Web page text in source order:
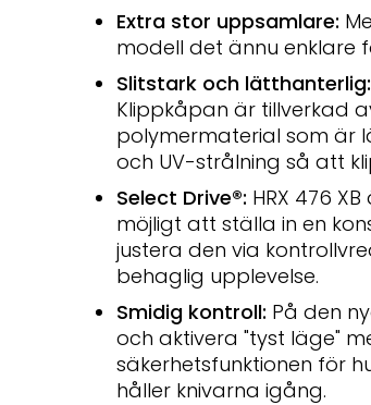
Extra stor uppsamlare:
modell det ännu
Slitstark och lätthanterlig:
Klippkåpan är tillverkad
polymermaterial som är
och UV-strålning så att
Select Drive®: HRX 476
möjligt att ställa in en
justera den via
behaglig upplevelse.
Smidig kontroll: På den
och aktivera "tyst läge"
säkerhetsfunktionen för
håller knivarna igång.